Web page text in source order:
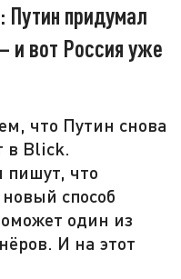
Путин придумал
и вот Россия уже
что Путин снова
в Blick.
пишут, что
способ
один из
И на этот